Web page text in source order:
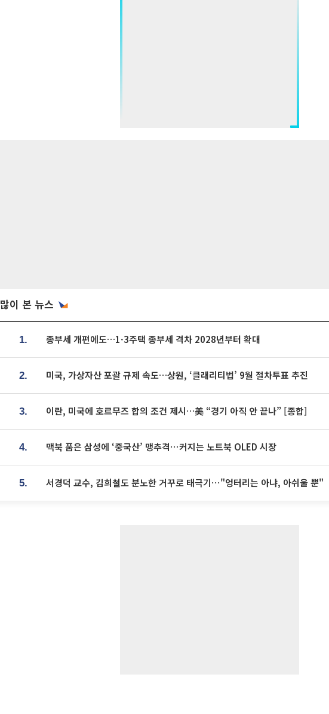
많이 본 뉴스
1. 종부세 개편에도…1·3주택 종부세 격차 2028년부터 확대
2. 미국, 가상자산 포괄 규제 속도…상원, ‘클래리티법’ 9월 절차투표 추진
3. 이란, 미국에 호르무즈 합의 조건 제시…美 “경기 아직 안 끝나” [종합]
4. 맥북 품은 삼성에 ‘중국산’ 맹추격⋯커지는 노트북 OLED 시장
5. 서경덕 교수, 김희철도 분노한 거꾸로 태극기⋯"엉터리는 아냐, 아쉬울 뿐"